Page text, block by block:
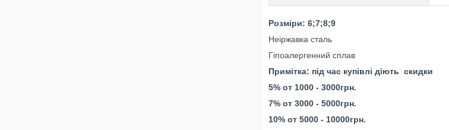
Розміри: 6;7;8;9
Неіржавка сталь
Гіпоалергенний сплав
Примітка: під час купівлі діють скидки
5% от 1000 - 3000грн.
7% от 3000 - 5000грн.
10% от 5000 - 10000грн.